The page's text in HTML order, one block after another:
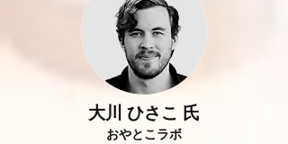
大川 ひさこ 氏
おやとこラボ